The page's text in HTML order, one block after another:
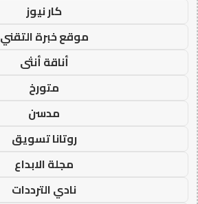
كار نيوز
موقع خبرة التقني
أناقة أنثى
متورخ
مدسن
روتانا تسويق
مجلة الابداع
نادي الترددات